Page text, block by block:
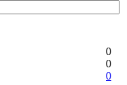
0
0
0